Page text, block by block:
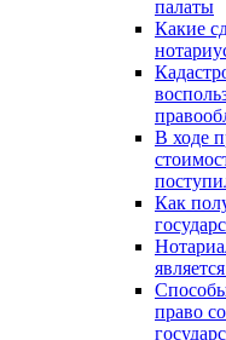
палаты
Какие
В ходе
Как
право